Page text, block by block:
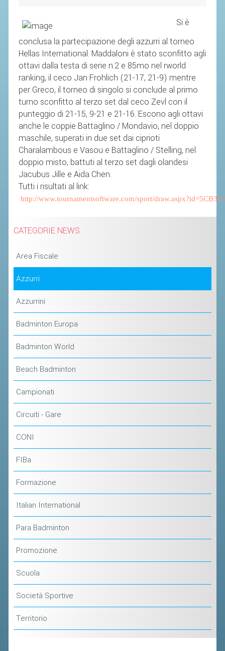
Si è
conclusa la partecipazione degli azzurri al torneo
Hellas International. Maddaloni è stato sconfitto agli
ottavi dalla testa di serie n.2 e 85mo nel rworld
ranking, il ceco Jan Frohlich (21-17, 21-9) mentre
per Greco, il torneo di singolo si conclude al primo
turno sconfitto al terzo set dal ceco Zevl con il
punteggio di 21-15, 9-21 e 21-16. Escono agli ottavi
anche le coppie Battaglino / Mondavio, nel doppio
maschile, superati in due set dai ciprioti
Charalambous e Vasou e Battaglino / Stelling, nel
doppio misto, battuti al terzo set dagli olandesi
Jacubus Jille e Aida Chen.
Tutti i risultati al link:
http://www.tournamentsoftware.com/sport/
CATEGORIE NEWS
Area Fiscale
Azzurri
Azzurrini
Badminton Europa
Badminton World
Beach Badminton
Campionati
Circuiti - Gare
CONI
FIBa
Formazione
Italian International
Para Badminton
Promozione
Scuola
Società Sportive
Territorio
AVVISI E BANDI
CIRCOLARI
RESPONSABILITÀ SOCIALE
SAFEGUARDING
RICHIESTA PATROCINIO
GIUSTIZIA FEDERALE
REGOLAMENTI
PROVVEDIMENTI
ORGANI DI GIUSTIZIA FEDERALE
CTF – PALABADMINTON
CENTRI TECNICI TERRITORIALI
TESSERAMENTO
AFFILIAZIONE E TESSERAMENTO
LINE
ALBO D'ORO CAMPIONATI ITALIANI